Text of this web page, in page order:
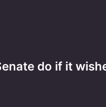
do if it